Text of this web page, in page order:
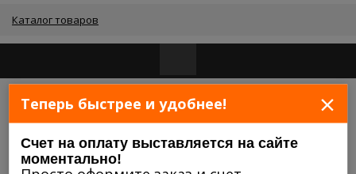
Теперь быстрее и удобнее! ×
Счет на оплату выставляется на сайте
моментально!
Каталог товаров
Мой кабинет
Каталог товаров